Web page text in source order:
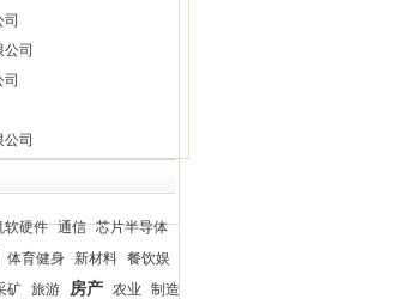
司
司
软硬件 通信 芯片半导体
体育健身 新材料 餐饮娱
矿 旅游 房产 农业
制造